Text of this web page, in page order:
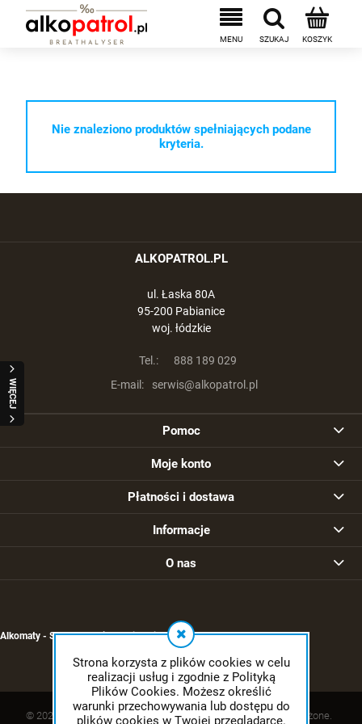
Strona korzysta z plików cookies w celu
realizacji usług i zgodnie z Polityką
Plików Cookies. Możesz określić
warunki przechowywania lub dostępu do
plików cookies w Twojej przeglądarce.
WIĘCEJ
Nie znaleziono produktów spełniających podane
kryteria.
ALKOPATROL.PL
ul. Łaska 80A
95-200 Pabianice
woj. łódzkie
Tel.:
888 189 029
E-mail:
serwis@alkopatrol.pl
Pomoc
Moje konto
Płatności i dostawa
Informacje
O nas
Alkomaty - Sklep - Serwis -Kalibracja alkomatu
© 2020 devshop-31337.shoparena.pl . Wszelkie prawa zastrzeżone.